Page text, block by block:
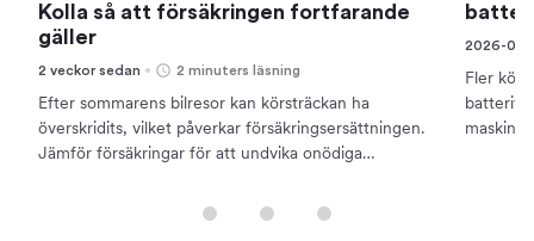
Kolla så att försäkringen fortfarande
gäller
2 veckor sedan 2 minuters läsning
Efter sommarens bilresor kan körsträckan ha
överskridits, vilket påverkar försäkringsersättningen.
Jämför försäkringar för att undvika onödiga
2026-06-
Fler